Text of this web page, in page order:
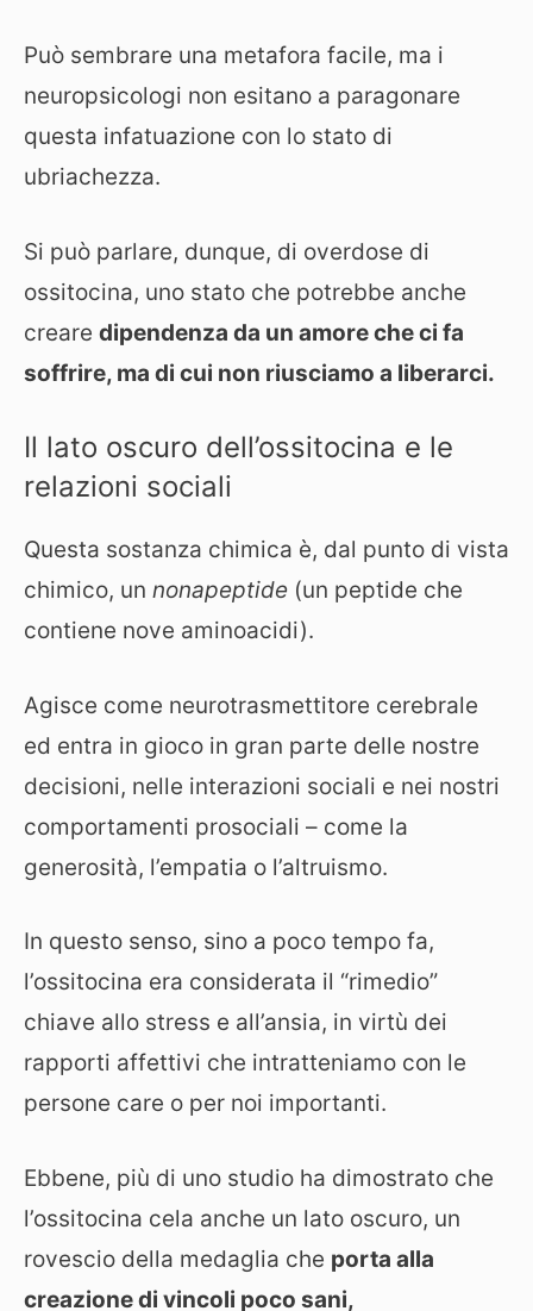
Può sembrare una metafora facile, ma i
neuropsicologi non esitano a paragonare
questa infatuazione con lo stato di
ubriachezza.
Si può parlare, dunque, di overdose di
ossitocina, uno stato che potrebbe anche
creare dipendenza da un amore che ci fa
soffrire, ma di cui non riusciamo a liberarci.
Il lato oscuro dell’ossitocina e le
relazioni sociali
Questa sostanza chimica è, dal punto di vista
chimico, un nonapeptide (un peptide che
contiene nove aminoacidi).
Agisce come neurotrasmettitore cerebrale
ed entra in gioco in gran parte delle nostre
decisioni, nelle interazioni sociali e nei nostri
comportamenti prosociali – come la
generosità, l’empatia o l’altruismo.
In questo senso, sino a poco tempo fa,
l’ossitocina era considerata il “rimedio”
chiave allo stress e all’ansia, in virtù dei
rapporti affettivi che intratteniamo con le
persone care o per noi importanti.
Ebbene, più di uno studio ha dimostrato che
l’ossitocina cela anche un lato oscuro, un
rovescio della medaglia che porta alla
creazione di vincoli poco sani,